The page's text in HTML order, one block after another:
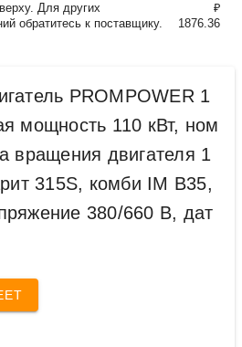
Для других
обратитесь к поставщику.
₽
1876.36
PROMPOWER 1
мощность 110 кВт, ном
вращения двигателя 1
315S, комби IM B35,
380/660 В, дат